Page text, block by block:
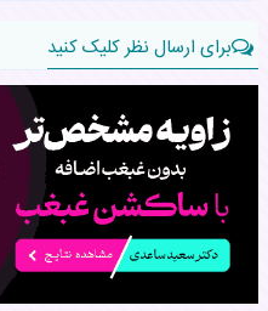
برای ارسال نظر کلیک کنید
نام: